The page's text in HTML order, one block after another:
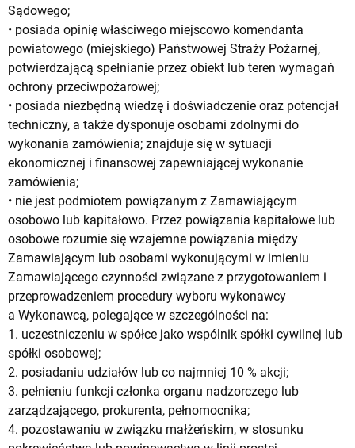
Sądowego;
• posiada opinię właściwego miejscowo komendanta
powiatowego (miejskiego) Państwowej Straży Pożarnej,
potwierdzającą spełnianie przez obiekt lub teren wymagań
ochrony przeciwpożarowej;
• posiada niezbędną wiedzę i doświadczenie oraz potencjał
techniczny, a także dysponuje osobami zdolnymi do
wykonania zamówienia; znajduje się w sytuacji
ekonomicznej i finansowej zapewniającej wykonanie
zamówienia;
• nie jest podmiotem powiązanym z Zamawiającym
osobowo lub kapitałowo. Przez powiązania kapitałowe lub
osobowe rozumie się wzajemne powiązania między
Zamawiającym lub osobami wykonującymi w imieniu
Zamawiającego czynności związane z przygotowaniem i
przeprowadzeniem procedury wyboru wykonawcy
a Wykonawcą, polegające w szczególności na:
1. uczestniczeniu w spółce jako wspólnik spółki cywilnej lub
spółki osobowej;
2. posiadaniu udziałów lub co najmniej 10 % akcji;
3. pełnieniu funkcji członka organu nadzorczego lub
zarządzającego, prokurenta, pełnomocnika;
4. pozostawaniu w związku małżeńskim, w stosunku